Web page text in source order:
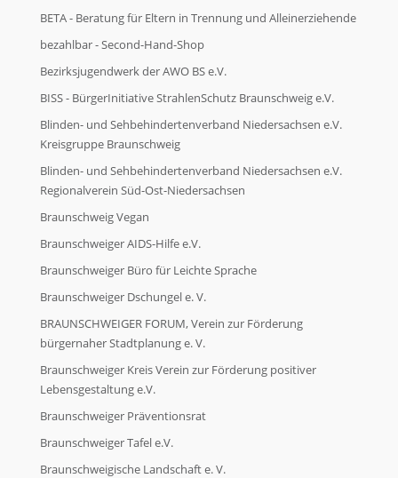
Zeitspende
Sachspende
Geldspende
Unsere Unterstützer
Unsere Unterstützer
Wir über uns
BETA - Beratung für Eltern in Trennung und Alleinerziehende
bezahlbar - Second-Hand-Shop
Bezirksjugendwerk der AWO BS e.V.
BISS - BürgerInitiative StrahlenSchutz Braunschweig e.V.
Blinden- und Sehbehindertenverband Niedersachsen e.V.
Kreisgruppe Braunschweig
Blinden- und Sehbehindertenverband Niedersachsen e.V.
Regionalverein Süd-Ost-Niedersachsen
Braunschweig Vegan
Braunschweiger AIDS-Hilfe e.V.
Braunschweiger Büro für Leichte Sprache
Braunschweiger Dschungel e. V.
BRAUNSCHWEIGER FORUM, Verein zur Förderung
bürgernaher Stadtplanung e. V.
Braunschweiger Kreis Verein zur Förderung positiver
Lebensgestaltung e.V.
Braunschweiger Präventionsrat
Braunschweiger Tafel e.V.
Braunschweigische Landschaft e. V.